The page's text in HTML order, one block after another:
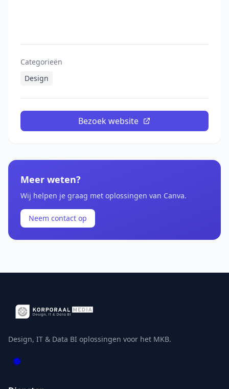
Categorieën
Design
Bezoek website
Meer weten?
Wij helpen je graag met oplossingen van Canva.
Neem contact op
Design, IT & Data BI oplossingen voor het MKB.